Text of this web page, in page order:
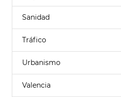
Sanidad
Tráfico
Urbanismo
Valencia